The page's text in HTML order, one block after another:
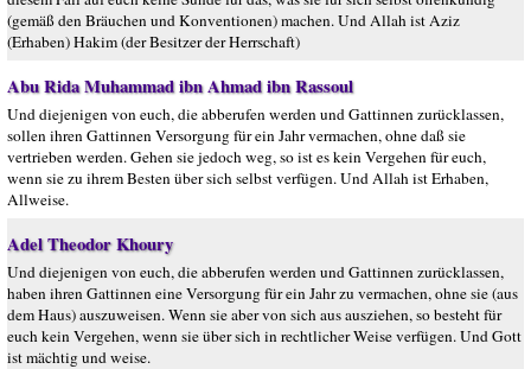
(gemäß den Bräuchen und Konventionen) machen. Und Allah ist Aziz
(Erhaben) Hakim (der Besitzer der Herrschaft)
Abu Rida Muhammad ibn Ahmad ibn Rassoul
Und diejenigen von euch, die abberufen werden und Gattinnen zurücklassen,
sollen ihren Gattinnen Versorgung für ein Jahr vermachen, ohne daß sie
vertrieben werden. Gehen sie jedoch weg, so ist es kein Vergehen für euch,
wenn sie zu ihrem Besten über sich selbst verfügen. Und Allah ist Erhaben,
Allweise.
Adel Theodor Khoury
Und diejenigen von euch, die abberufen werden und Gattinnen zurücklassen,
haben ihren Gattinnen eine Versorgung für ein Jahr zu vermachen, ohne sie (aus
dem Haus) auszuweisen. Wenn sie aber von sich aus ausziehen, so besteht für
euch kein Vergehen, wenn sie über sich in rechtlicher Weise verfügen. Und Gott
ist mächtig und weise.